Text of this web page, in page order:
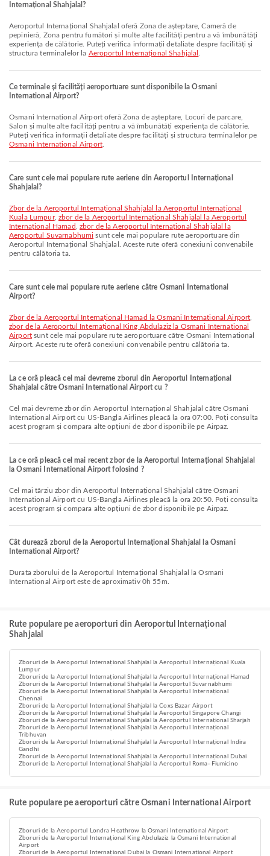
Internațional Shahjalal?
Aeroportul Internațional Shahjalal oferă Zona de așteptare, Cameră de
pepinieră, Zona pentru fumători și multe alte facilități pentru a vă îmbunătăți
experiența de călătorie. Puteți verifica informații detaliate despre facilități și
structura terminalelor la Aeroportul Internațional Shahjalal
Ce terminale și facilități aeroportuare sunt disponibile la Osmani
International Airport?
Osmani International Airport oferă Zona de așteptare, Locuri de parcare,
Salon și multe alte facilități pentru a vă îmbunătăți experiența de călătorie.
Puteți verifica informații detaliate despre facilități și structura terminalelor pe
Osmani International Airport.
Care sunt cele mai populare rute aeriene din Aeroportul Internațional
Shahjalal?
zbor de la Aeroportul Internațional Shahjalal la Aeroportul Internațional
Kuala Lumpur, zbor de la Aeroportul Internațional Shahjalal la Aeroportul
Internațional Hamad
zbor de la Aeroportul Internațional Shahjalal la
Aeroportul Suvarnabhumi sunt cele mai populare rute aeroportuare din
Aeroportul Internațional Shahjalal. Aceste rute oferă conexiuni convenabile
pentru călătoria ta.
Care sunt cele mai populare rute aeriene către Osmani International
Airport?
zbor de la Aeroportul Internațional Hamad la Osmani International Airport
zbor de la Aeroportul Internațional King Abdulaziz la Osmani International
Airportsunt cele mai populare rute aeroportuare către Osmani International
Airport. Aceste rute oferă conexiuni convenabile pentru călătoria ta.
La ce oră pleacă cel mai devreme zborul din Aeroportul Internațional
Shahjalal către Osmani International Airport cu ?
Cel mai devreme zbor din Aeroportul Internațional Shahjalal către Osmani
International Airport cu US-Bangla Airlines pleacă la ora 07:00. Poți consulta
acest program și compara alte opțiuni de zbor disponibile pe Airpaz.
La ce oră pleacă cel mai recent zbor de la Aeroportul Internațional Shahjalal
la Osmani International Airport folosind ?
Cel mai târziu zbor din Aeroportul Internațional Shahjalal către Osmani
International Airport cu US-Bangla Airlines pleacă la ora 20:50. Poți consulta
acest program și compara alte opțiuni de zbor disponibile pe Airpaz.
Cât durează zborul de la Aeroportul Internațional Shahjalal la Osmani
International Airport?
Durata zborului de la Aeroportul Internațional Shahjalal la Osmani
International Airport este de aproximativ 0h 55m.
Rute populare pe aeroporturi din Aeroportul Internațional
Shahjalal
Zboruri de la Aeroportul Internațional Shahjalal la Aeroportul Internațional Kuala
Lumpur
Zboruri de la Aeroportul Internațional Shahjalal la Aeroportul Internațional Hamad
Zboruri de la Aeroportul Internațional Shahjalal la Aeroportul Suvarnabhumi
Zboruri de la Aeroportul Internațional Shahjalal la Aeroportul Internațional
Chennai
Zboruri de la Aeroportul Internațional Shahjalal la Coxs Bazar Airport
Zboruri de la Aeroportul Internațional Shahjalal la Aeroportul Singapore Changi
Zboruri de la Aeroportul Internațional Shahjalal la Aeroportul Internațional Sharjah
Zboruri de la Aeroportul Internațional Shahjalal la Aeroportul Internațional
Tribhuvan
Zboruri de la Aeroportul Internațional Shahjalal la Aeroportul Internațional Indira
Gandhi
Zboruri de la Aeroportul Internațional Shahjalal la Aeroportul Internațional Dubai
Zboruri de la Aeroportul Internațional Shahjalal la Aeroportul Roma–Fiumicino
Rute populare pe aeroporturi către Osmani International Airport
Zboruri de la Aeroportul Londra Heathrow la Osmani International Airport
Zboruri de la Aeroportul Internațional King Abdulaziz la Osmani International
Airport
Zboruri de la Aeroportul Internațional Dubai la Osmani International Airport